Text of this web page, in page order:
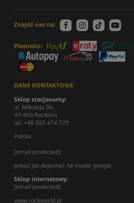
Znajdź nas na:
Płatności:
DANE KONTAKTOWE
Sklep stacjonarny:
ul. Mikołaja 9A,
47-400 Racibórz
tel. +48 883 474 729
Polska
[email protected]
pokaż jak dojechać na mapie google
Sklep internetowy:
[email protected]
www.rockworld.pl